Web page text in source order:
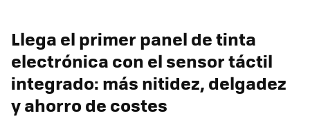
Llega el primer panel de tinta
electrónica con el sensor táctil
integrado: más nitidez, delgadez
y ahorro de costes